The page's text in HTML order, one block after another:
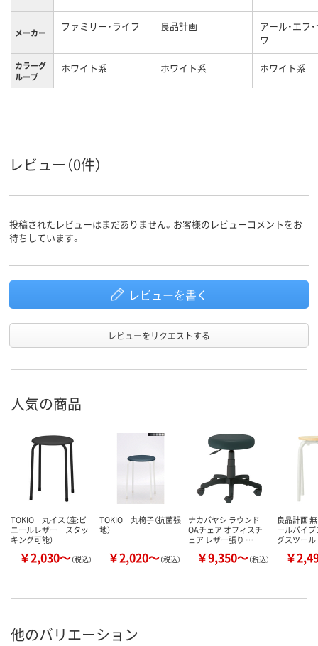
メーカー ファミリー・ライフ 良品計画
アール・エフ
ワ
カラーグ
ループ
ホワイト系 ホワイト系 ホワイト系
み重ね）
の可否
レビュー（0件）
投稿されたレビューはまだありません。お客様のレビューコメントをお
待ちしています。
レビューを書く
レビューをリクエストする
人気の商品
TOKIO 丸イス（座:ビ
ニールレザー スタッ
キング可能）
￥2,030～（税込）
TOKIO 丸椅子（抗菌張
地）
￥2,020～（税込）
ナカバヤシ ラウンド
OAチェア オフィスチ
ェア レザー張り …
￥9,350～（税込）
良品計画
ールパイ
グスツール
￥
他のバリエーション